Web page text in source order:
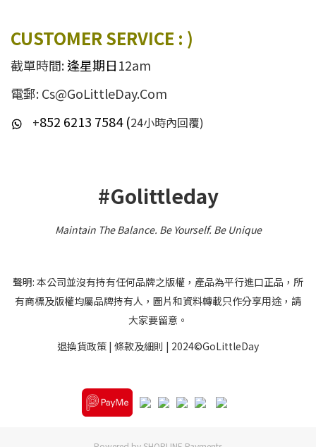
CUSTOMER SERVICE : )
截單時間:逢星期日12am
電郵: Cs@GoLittleDay.Com
+852 6213 7584 (24小時內回覆)
#Golittleday
Maintain The Balance. Be Yourself.Be Unique
聲明: 本公司並沒有持有任何品牌之版權，產品為平行進口正品，所
有商標及版權均屬品牌持有人，圖片和資料轉載只作分享用途，請
大家要留意。
退換貨政策 | 條款及細則 | 2024©GoLittleDay